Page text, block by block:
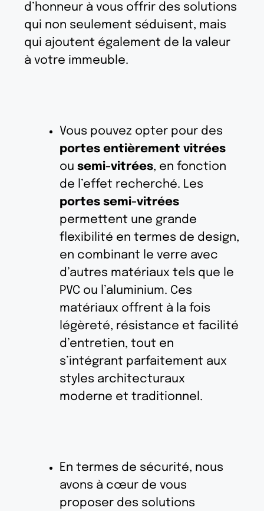
d’honneur à vous offrir des solutions
qui non seulement séduisent, mais
qui ajoutent également de la valeur
à votre immeuble.
Vous pouvez opter pour des
portes entièrement vitrées
ou semi-vitrées, en fonction
de l’effet recherché. Les
portes semi-vitrées
permettent une grande
flexibilité en termes de design,
en combinant le verre avec
d’autres matériaux tels que le
PVC ou l’aluminium. Ces
matériaux offrent à la fois
légèreté, résistance et facilité
d’entretien, tout en
s’intégrant parfaitement aux
styles architecturaux
moderne et traditionnel.
En termes de sécurité, nous
avons à cœur de vous
proposer des solutions